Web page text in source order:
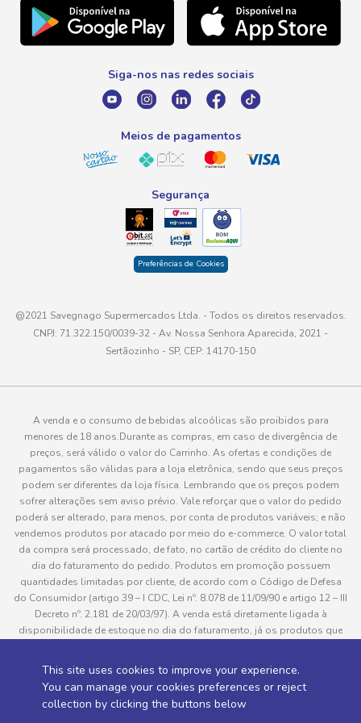
This site uses cookies to improve your experience.
You can manage your cookies preferences or reject
collection by clicking the buttons below
Promoção Fim de Ano
Telefone
0800 016 6680
atendimento@savegnago.com.br
Siga-nos nas redes sociais
Meios de pagamentos
Segurança
Preferências de Cookies
@2021 Savegnago Supermercados Ltda. - Todos os direitos reservados.
CNPJ: 71.322.150/0039-32 - Av. Nossa Senhora Aparecida, 2021 -
Sertãozinho - SP, CEP: 14170-150
A venda e o consumo de bebidas alcoólicas são proibidos para
menores de 18 anos.Durante as compras, em caso de divergência de
preços, será válido o valor do Carrinho. As ofertas e condições de
pagamentos são válidas para a loja eletrônica, sendo que seus preços
podem ser diferentes da loja física. Lembrando que os preços podem
sofrer alterações sem aviso prévio. Vale reforçar que o valor do pedido
poderá ser alterado, para menos, por conta de produtos variáveis; e não
vendemos produtos por atacado por meio do e-commerce. O valor total
da compra será processado, de fato, no cartão de crédito do cliente no
dia do faturamento do pedido. Produtos em promoção possuem
quantidades limitadas por cliente, de acordo com o Código de Defesa
do Consumidor (artigo 39 – I CDC, Lei nº. 8.078 de 11/09/90 e artigo 12 – III
Decreto nº. 2.181 de 20/03/97). A venda está diretamente ligada à
disponibilidade de estoque no dia do faturamento, já os produtos que
pedido do cliente, este não será entregue e o valor do item não será
cobrado. As fotos dos produtos no site são ilustrativas, podendo haver
divergência com o produto real e todos os pedidos estão sujeitos à